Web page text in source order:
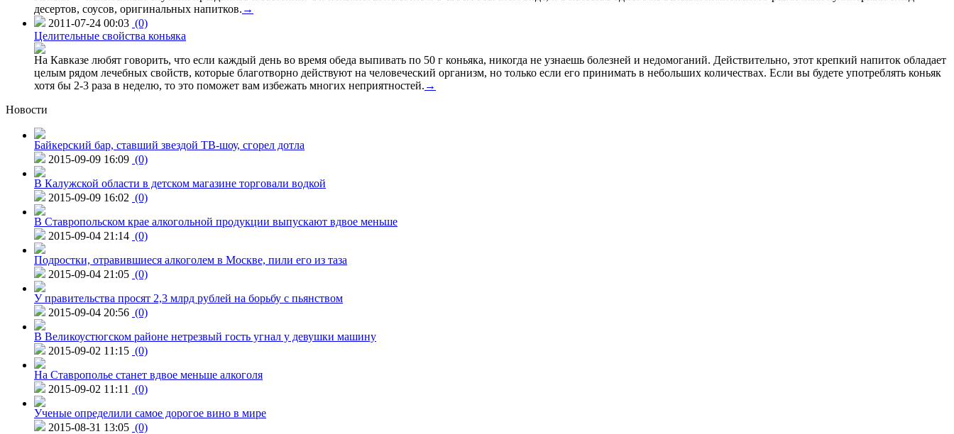
десертов, соусов, оригинальных напитков. →
2011-07-24 00:03 (0)
Целительные свойства коньяка
На Кавказе любят говорить, что если каждый день во время обеда выпивать по 50 г коньяка, никогда не узнаешь болезней и недомоганий. Действительно, этот крепкий напиток обладает
целым рядом лечебных свойств, которые благотворно действуют на человеческий организм, но только если его принимать в небольших количествах. Если вы будете употреблять коньяк
хотя бы 2-3 раза в неделю, то это поможет вам избежать многих неприятностей. →
Новости
Байкерский бар, ставший звездой ТВ-шоу, сгорел дотла
2015-09-09 16:09 (0)
В Калужской области в детском магазине торговали водкой
2015-09-09 16:02 (0)
В Ставропольском крае алкогольной продукции выпускают вдвое меньше
2015-09-04 21:14 (0)
Подростки, отравившиеся алкоголем в Москве, пили его из таза
2015-09-04 21:05 (0)
У правительства просят 2,3 млрд рублей на борьбу с пьянством
2015-09-04 20:56 (0)
В Великоустюгском районе нетрезвый гость угнал у девушки машину
2015-09-02 11:15 (0)
На Ставрополье станет вдвое меньше алкоголя
2015-09-02 11:11
(0)
Ученые определили самое дорогое вино в мире
2015-08-31 13:05 (0)